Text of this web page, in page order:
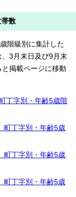
帯数
階級別に集計した
3月末日及び9月末
掲載ページに移動
丁字別・年齢5歳階
町丁字別・年齢5歳
町丁字別・年齢5歳
町丁字別・年齢5歳